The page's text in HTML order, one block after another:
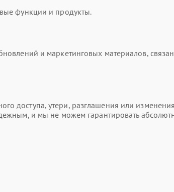
функции и продукты.
и маркетинговых материалов,
доступа, утери, разглашения или
и мы не можем гарантировать